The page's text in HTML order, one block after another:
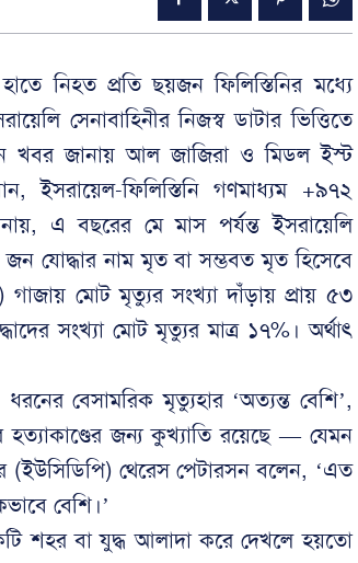
নিহত প্রতি ছয়জন ফিলিস্তিনির মধ্যে
সেনাবাহিনীর নিজস্ব ডাটার ভিত্তিতে
খবর জানায় আল জাজিরা ও মিডল ইস্ট
ইসরায়েল-ফিলিস্তিনি গণমাধ্যম +৯৭২
এ বছরের মে মাস পর্যন্ত ইসরায়েলি
জন যোদ্ধার নাম মৃত বা সম্ভবত মৃত হিসেবে
মোট মৃত্যুর সংখ্যা দাঁড়ায় প্রায় ৫৩
সংখ্যা মোট মৃত্যুর মাত্র ১৭%। অর্থাৎ
বেসামরিক মৃত্যুহার ‘অত্যন্ত বেশি’,
হত্যাকাণ্ডের জন্য কুখ্যাতি রয়েছে — যেমন
(ইউসিডিপি) থেরেস পেটারসন বলেন, ‘এত
বেশি।’
শহর বা যুদ্ধ আলাদা করে দেখলে হয়তো